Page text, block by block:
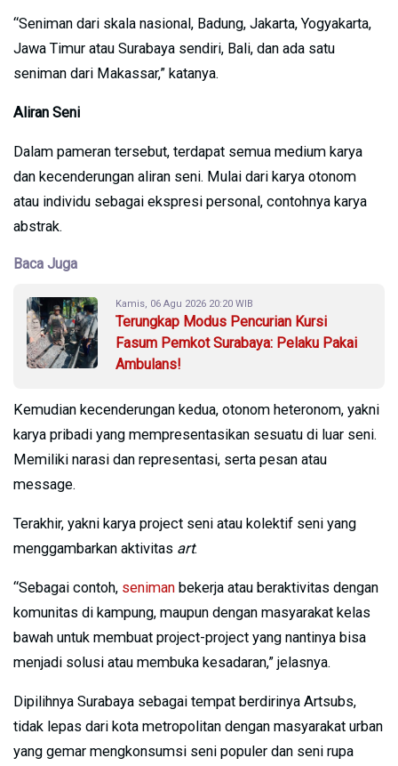
“Seniman dari skala nasional, Badung, Jakarta, Yogyakarta,
Jawa Timur atau Surabaya sendiri, Bali, dan ada satu
seniman dari Makassar,” katanya.
Aliran Seni
Dalam pameran tersebut, terdapat semua medium karya
dan kecenderungan aliran seni. Mulai dari karya otonom
atau individu sebagai ekspresi personal, contohnya karya
abstrak.
Baca Juga
Kamis, 06 Agu 2026 20:20 WIB
Terungkap Modus Pencurian Kursi
Fasum Pemkot Surabaya: Pelaku Pakai
Ambulans!
Kemudian kecenderungan kedua, otonom heteronom, yakni
karya pribadi yang mempresentasikan sesuatu di luar seni.
Memiliki narasi dan representasi, serta pesan atau
message.
Terakhir, yakni karya project seni atau kolektif seni yang
menggambarkan aktivitas art.
“Sebagai contoh, seniman bekerja atau beraktivitas dengan
komunitas di kampung, maupun dengan masyarakat kelas
bawah untuk membuat project-project yang nantinya bisa
menjadi solusi atau membuka kesadaran,” jelasnya.
Dipilihnya Surabaya sebagai tempat berdirinya Artsubs,
tidak lepas dari kota metropolitan dengan masyarakat urban
yang gemar mengkonsumsi seni populer dan seni rupa